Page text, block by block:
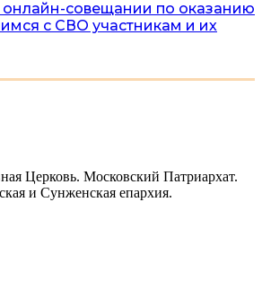
онлайн-совещании по оказанию
с СВО участникам и их
Церковь. Московский Патриархат.
и Сунженская епархия.